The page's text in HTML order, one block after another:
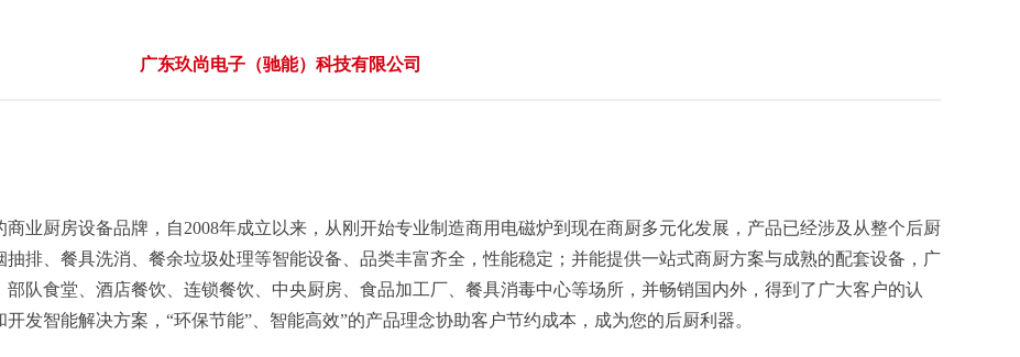
广东玖尚电子（驰能）科技有限公司
业厨房设备品牌，自2008年成立以来，从刚开始专业制造商用电磁炉到现在商厨多元化发展，产品已经涉及从整个后厨
排、餐具洗消、餐余垃圾处理等智能设备、品类丰富齐全，性能稳定；并能提供一站式商厨方案与成熟的配套设备，广
队食堂、酒店餐饮、连锁餐饮、中央厨房、食品加工厂、餐具消毒中心等场所，并畅销国内外，得到了广大客户的认
发智能解决方案，“环保节能”、智能高效”的产品理念协助客户节约成本，成为您的后厨利器。